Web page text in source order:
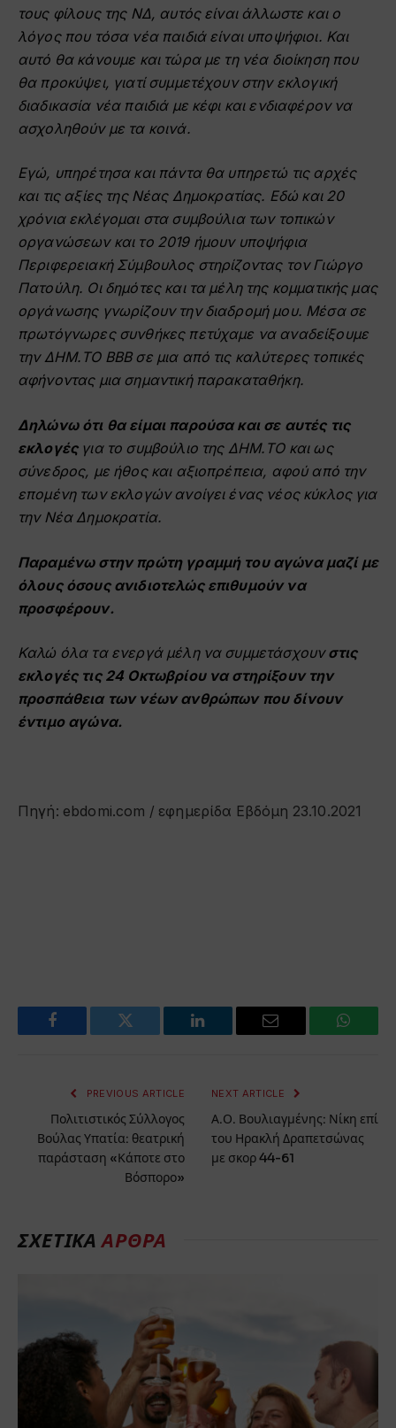
τους φίλους της ΝΔ, αυτός είναι άλλωστε και ο
λόγος που τόσα νέα παιδιά είναι υποψήφιοι. Και
αυτό θα κάνουμε και τώρα με τη νέα διοίκηση που
θα προκύψει, γιατί συμμετέχουν στην εκλογική
διαδικασία νέα παιδιά με κέφι και ενδιαφέρον να
ασχοληθούν με τα κοινά.
Eγώ, υπηρέτησα και πάντα θα υπηρετώ τις αρχές
και τις αξίες της Νέας Δημοκρατίας. Εδώ και 20
χρόνια εκλέγομαι στα συμβούλια των τοπικών
οργανώσεων και το 2019 ήμουν υποψήφια
Περιφερειακή Σύμβουλος στηρίζοντας τον Γιώργο
Πατούλη. Οι δημότες και τα μέλη της κομματικής μας
οργάνωσης γνωρίζουν την διαδρομή μου. Μέσα σε
πρωτόγνωρες συνθήκες πετύχαμε να αναδείξουμε
την ΔΗΜ.ΤΟ ΒBB σε μια από τις καλύτερες τοπικές
αφήνοντας μια σημαντική παρακαταθήκη.
Δηλώνω ότι θα είμαι παρούσα και σε αυτές τις
εκλογέςγια το συμβούλιο της ΔΗΜ.ΤΟ και ως
σύνεδρος, με ήθος και αξιοπρέπεια, αφού από την
επομένη των εκλογών ανοίγει ένας νέος κύκλος για
την Νέα Δημοκρατία.
Παραμένω στην πρώτη γραμμή του αγώνα μαζί με
όλους όσους ανιδιοτελώς επιθυμούν να
προσφέρουν.
Καλώ όλα τα ενεργά μέλη να συμμετάσχουνστις
εκλογές τις 24 Οκτωβρίου να στηρίξουν την
προσπάθεια των νέων ανθρώπων που δίνουν
έντιμο αγώνα.
Πηγή: ebdomi.com / εφημερίδα Εβδόμη 23.10.2021
Facebook Twitter LinkedIn Email
PREVIOUS ARTICLE
Πολιτιστικός Σύλλογος
Βούλας Υπατία: θεατρική
παράσταση «Κάποτε στο
Βόσπορο»
NEXT ARTICLE
Α.Ο. Βουλιαγμένης: Νίκη επί
του Ηρακλή Δραπετσώνας
με σκορ 44-61
ΣΧΕΤΙΚΆΆΡΘΡΑ